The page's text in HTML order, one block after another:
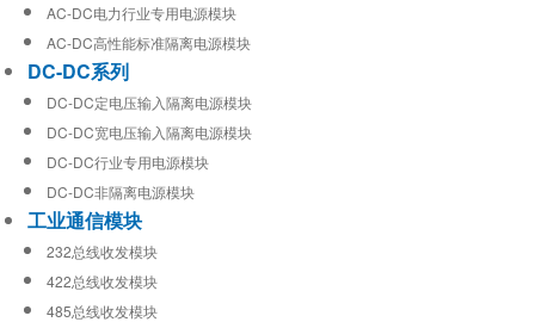
AC-DC电力行业专用电源模块
AC-DC高性能标准隔离电源模块
DC-DC系列
DC-DC定电压输入隔离电源模块
DC-DC宽电压输入隔离电源模块
DC-DC行业专用电源模块
DC-DC非隔离电源模块
工业通信模块
232总线收发模块
422总线收发模块
485总线收发模块